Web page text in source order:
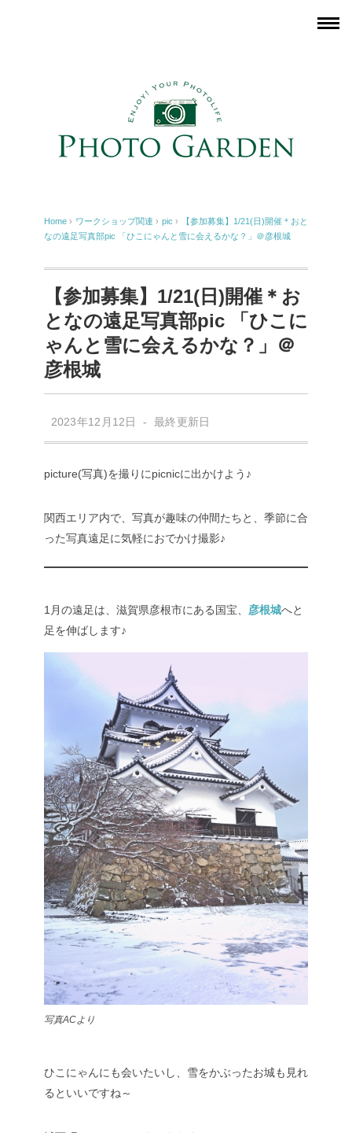
Home › ワークショップ関連 › pic ›
【参加募集】1/21(日)開催＊おと
なの遠足写真部pic 「ひこにゃんと雪に会えるかな？」＠彦根城
【参加募集】1/21(日)開催＊お
となの遠足写真部pic 「ひこに
ゃんと雪に会えるかな？」＠
彦根城
2023年12月12日 - 最終更新日
picture(写真)を撮りにpicnicに出かけよう♪
関西エリア内で、写真が趣味の仲間たちと、季節に合
った写真遠足に気軽におでかけ撮影♪
1月の遠足は、滋賀県彦根市にある国宝、 彦根城へと
足を伸ばします♪
写真ACより
ひこにゃんにも会いたいし、雪をかぶったお城も見れ
るといいですね～